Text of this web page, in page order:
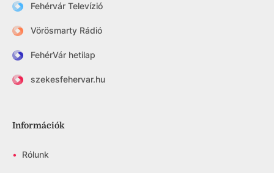
Fehérvár Televízió
Vörösmarty Rádió
FehérVár hetilap
szekesfehervar.hu
Információk
• Rólunk